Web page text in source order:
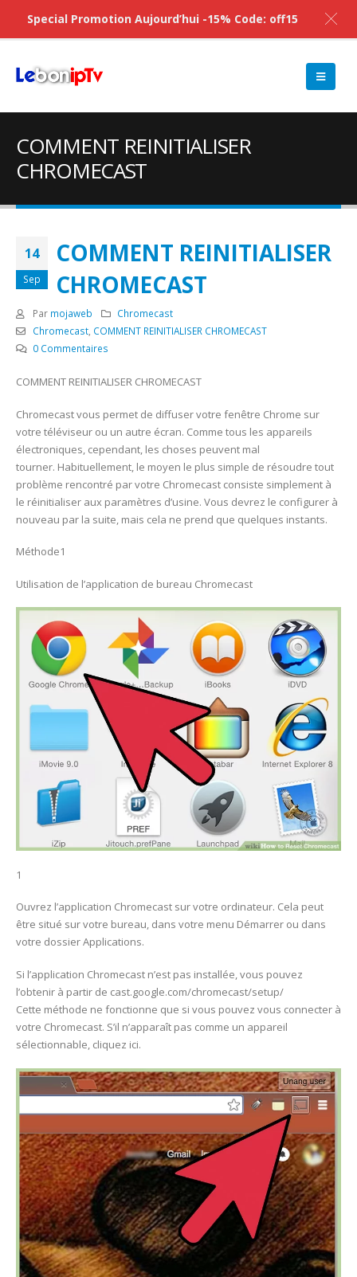
COMMENT REINITIALISER
CHROMECAST
14
Sep
COMMENT REINITIALISER
CHROMECAST
Par mojaweb
Chromecast
Chromecast, COMMENT REINITIALISER CHROMECAST
0 Commentaires
COMMENT REINITIALISER CHROMECAST
Chromecast vous permet de diffuser votre fenêtre Chrome sur
votre téléviseur ou un autre écran. Comme tous les appareils
électroniques, cependant, les choses peuvent mal
tourner. Habituellement, le moyen le plus simple de résoudre tout
problème rencontré par votre Chromecast consiste simplement à
le réinitialiser aux paramètres d’usine. Vous devrez le configurer à
nouveau par la suite, mais cela ne prend que quelques instants.
Méthode1
Utilisation de l’application de bureau Chromecast
1
Ouvrez l’application Chromecast sur votre ordinateur. Cela peut
être situé sur votre bureau, dans votre menu Démarrer ou dans
votre dossier Applications.
Si l’application Chromecast n’est pas installée, vous pouvez
l’obtenir à partir de cast.google.com/chromecast/setup/
Cette méthode ne fonctionne que si vous pouvez vous connecter à
votre Chromecast. S’il n’apparaît pas comme un appareil
sélectionnable, cliquez ici.
Special Promotion Aujourd’hui -15% Code: off15